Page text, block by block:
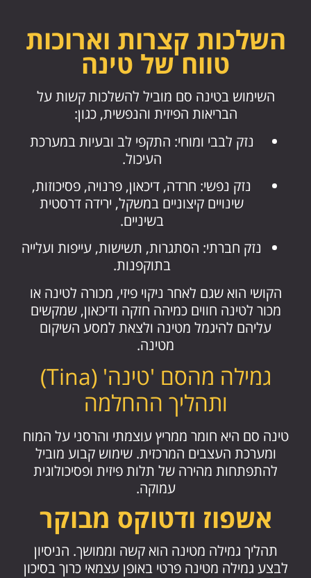
השלכות קצרות וארוכות
טווח של טינה
השימוש בטינה סם מוביל להשלכות קשות על
הבריאות הפיזית והנפשית, כגון:
נזק לבבי ומוחי: התקפי לב ובעיות במערכת
העיכול.
נזק נפשי: חרדה, דיכאון, פרנויה, פסיכוזות,
שינויים קיצוניים במשקל, ירידה דרסטית
בשיניים.
נזק חברתי: הסתגרות, תשישות, עייפות ועלייה
בתוקפנות.
הקושי הוא שגם לאחר ניקוי פיזי, מכורה לטינה או
מכור לטינה חווים כמיהה חזקה ודיכאון, שמקשים
עליהם להיגמל מטינה ולצאת למסע השיקום
מטינה.
גמילה מהסם 'טינה' (Tina)
ותהליך ההחלמה
טינה סם היא חומר ממריץ עוצמתי והרסני על המוח
ומערכת העצבים המרכזית. שימוש קבוע מוביל
להתפתחות מהירה של תלות פיזית ופסיכולוגית
עמוקה.
אשפוז ודטוקס מבוקר
תהליך גמילה מטינה הוא קשה וממושך. הניסיון
לבצע גמילה מטינה פרטי באופן עצמאי כרוך בסיכון